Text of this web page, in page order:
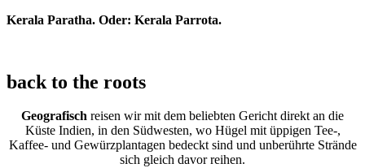
Kerala Paratha. Oder: Kerala Parrota.
back to the roots
Geografisch reisen wir mit dem beliebten Gericht direkt an die
Küste Indien, in den Südwesten, wo Hügel mit üppigen Tee-,
Kaffee- und Gewürzplantagen bedeckt sind und unberührte Strände
sich gleich davor reihen.